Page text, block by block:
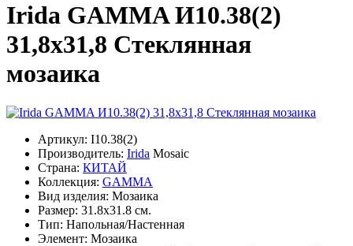
Irida GAMMA И10.38(2)
31,8x31,8 Стеклянная
мозаика
Артикул: I10.38(2)
Производитель: Irida Mosaic
Страна: КИТАЙ
Коллекция: GAMMA
Вид изделия: Мозаика
Размер: 31.8x31.8 см.
Тип: Напольная/Настенная
Элемент: Мозаика